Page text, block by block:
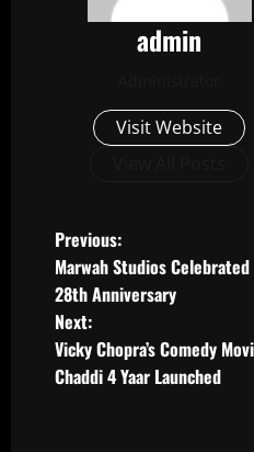
admin
Visit Website
P
o
s
t
Previous:
Marwah Studios
28th Anniversary
Next:
Vicky Chopra’s Comedy
Chaddi 4 Yaar Launched